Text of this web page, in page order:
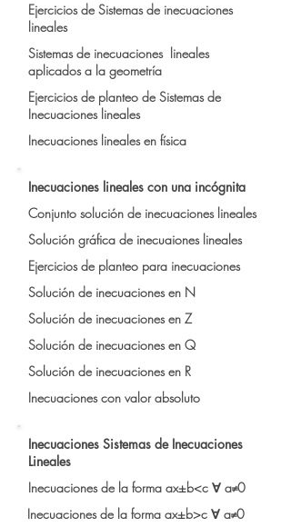
Ejercicios de Sistemas de inecuaciones
lineales
Sistemas de inecuaciones lineales
aplicados a la geometría
Ejercicios de planteo de Sistemas de
Inecuaciones lineales
Inecuaciones lineales en física
Inecuaciones lineales con una incógnita
Conjunto solución de inecuaciones lineales
Solución gráfica de inecuaiones lineales
Ejercicios de planteo para inecuaciones
Solución de inecuaciones en N
Solución de inecuaciones en Z
Solución de inecuaciones en Q
Solución de inecuaciones en R
Inecuaciones con valor absoluto
Inecuaciones Sistemas de Inecuaciones
Lineales
Inecuaciones de la forma ax±b<c ∀ a≠0
Inecuaciones de la forma ax±b>c ∀ a≠0